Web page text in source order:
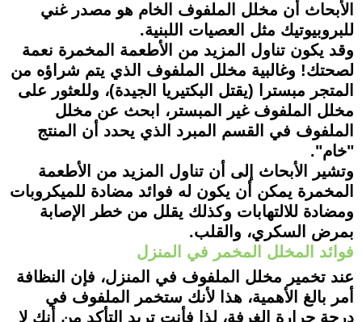
الأبحاث أن مخلل الملفوف الخام هو مصدر غني
للبروبيوتيك مثل العصيات اللبنية.
وقد يكون تناول المزيد من الأطعمة المخمرة نعمة
لصحتك! وغالبية مخلل الملفوف الذي يتم شراؤه من
المتجر مبسترا (يقتل البكتيريا الجيدة)، وللعثور على
مخلل الملفوف غير المبستر، ابحث عن مخلل
الملفوف في القسم المبرد الذي يحدد أن المنتج
"خام".
وتشير الأبحاث إلى أن تناول المزيد من الأطعمة
المخمرة يمكن أن يكون له فوائد مضادة للميكروبات
ومضادة للالتهابات وكذلك يقلل من خطر الإصابة
بمرض السكري، والقلب.
فوائد المخلل المخمر في المنزل
عند تخمير مخلل الملفوف في المنزل، فإن النظافة
أمر بالغ الأهمية، هذا لأنك ستخمر الملفوف في
درجة حرارة الغرفة، لذا فأنت تريد التأكد من أنك لا